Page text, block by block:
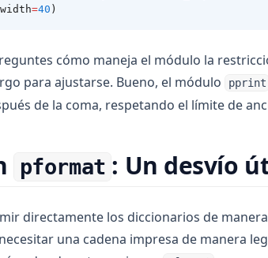
=40 )
cómo maneja el módulo la
para ajustarse. Bueno, el módulo
pprint
de la coma, respetando el límite de
pformat : Un desvío
directamente los diccionarios de
una cadena impresa de manera